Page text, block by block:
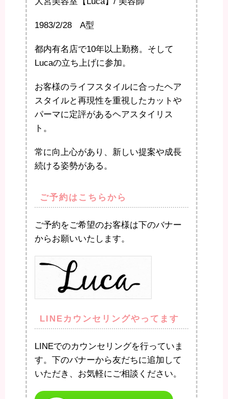
1983/2/28 A型
都内有名店で10年以上勤務。そして
Lucaの立ち上げに参加。
お客様のライフスタイルに合ったヘア
スタイルと再現性を重視したカットや
パーマに定評があるヘアスタイリス
ト。
常に向上心があり、新しい提案や成長
続ける姿勢がある。
ご予約はこちらから
ご予約をご希望のお客様は下のバナー
からお願いいたします。
LINEカウンセリングやってます
LINEでのカウンセリングを行っていま
す。下のバナーから友だちに追加して
いただき、お気軽にご相談ください。